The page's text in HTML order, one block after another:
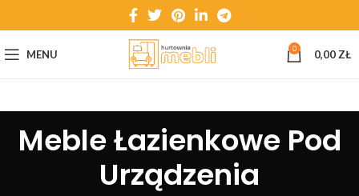
MENU 0 0,00 ZŁ
Meble Łazienkowe Pod
Urządzenia